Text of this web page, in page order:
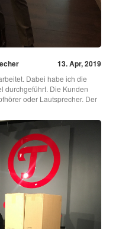
13. Apr, 2019
Dabei habe ich die
durchgeführt. Die Kunden
oder Lautsprecher. Der